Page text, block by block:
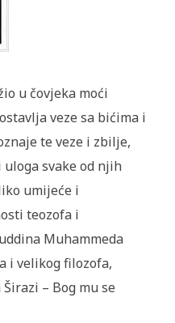
u čovjeka moći
veze sa bićima i
te veze i zbilje,
svake od njih
umijeće i
teozofa i
Muhammeda
i velikog filozofa,
– Bog mu se